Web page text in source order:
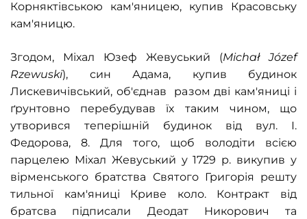
Корняктівською кам'яницею, купив Красовську
кам'яницю.
Згодом, Міхал Юзеф Жевуський (Michał Józef
Rzewuski), син Адама, купив будинок
Лискевичівський, об'єднав разом дві кам'яниці і
ґрунтовно перебудував їх таким чином, що
утворився теперішній будинок від вул. І.
Федорова, 8. Для того, щоб володіти всією
парцелею Міхал Жевуський у 1729 р. викупив у
вірменського братства Святого Григорія решту
тильної кам'яниці Криве коло. Контракт від
братсва підписали Деодат Никорович та